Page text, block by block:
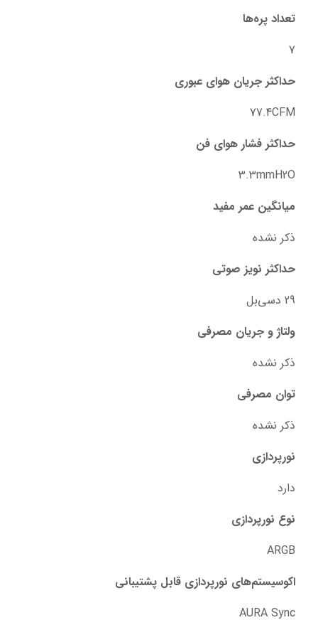
تعداد پره‌ها
7
حداکثر جریان هوای عبوری
77.4CFM
حداکثر فشار هوای فن
3.3mmH2O
میانگین عمر مفید
ذکر نشده
حداکثر نویز صوتی
29 دسی‌بل
ولتاژ و جریان مصرفی
ذکر نشده
توان مصرفی
ذکر نشده
نورپردازی
دارد
نوع نورپردازی
ARGB
اکوسیستم‌های نورپردازی قابل پشتیبانی
AURA Sync